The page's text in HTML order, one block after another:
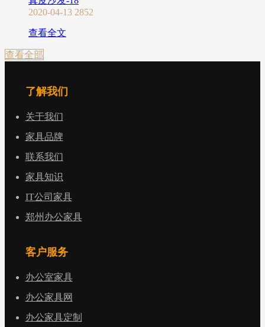
2020-04-13 2852
查看全文
查看全部
了解我们
关于我们
家具品牌
联系我们
家具知识
IT公司家具
郑州办公家具
客户服务
办公室家具
办公家具网
办公家具定制